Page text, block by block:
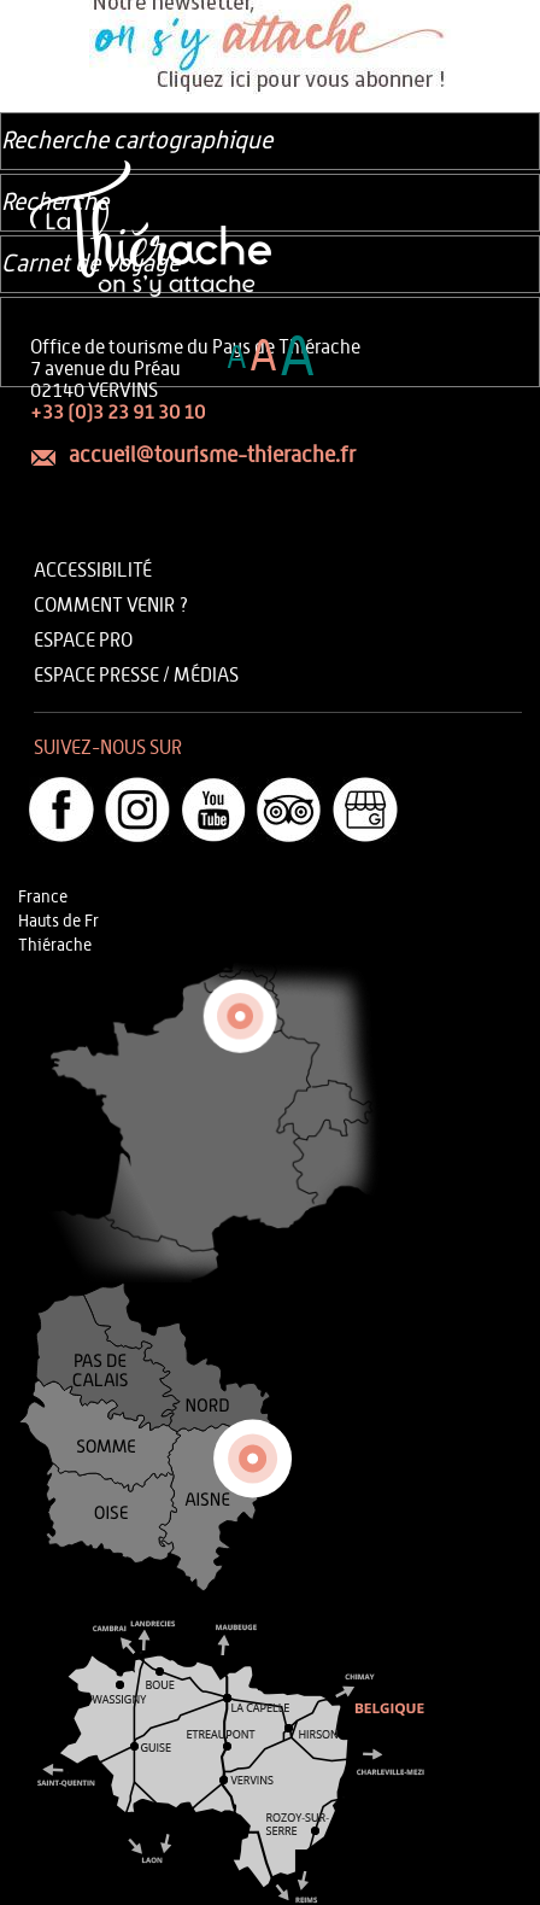
Office de tourisme du Pays de Thiérache
7 avenue du Préau
02140 VERVINS
+33 (0)3 23 91 30 10
accueil@tourisme-thierache.fr
ACCESSIBILITÉ
COMMENT VENIR ?
ESPACE PRO
ESPACE PRESSE / MÉDIAS
SUIVEZ-NOUS SUR
France
Hauts de Fr
Thiérache
Recherche cartographique
Recherche
Carnet de voyage
AAA